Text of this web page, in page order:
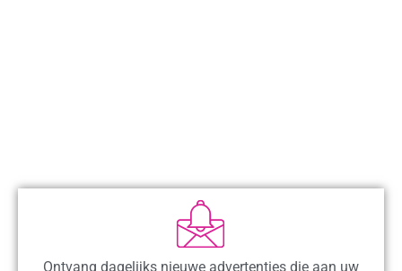
Ontvang dagelijks nieuwe advertenties die aan uw